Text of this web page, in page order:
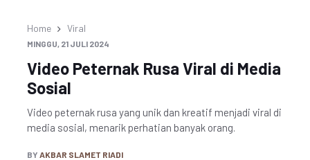
Home Viral
MINGGU, 21 JULI 2024
Video Peternak Rusa Viral di Media
Sosial
Video peternak rusa yang unik dan kreatif menjadi viral di
media sosial, menarik perhatian banyak orang.
BY AKBAR SLAMET RIADI